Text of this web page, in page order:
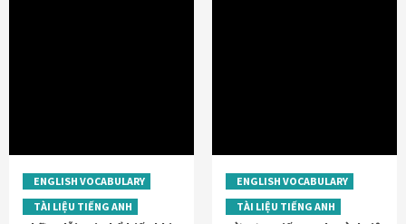
ENGLISH VOCABULARY
TÀI LIỆU TIẾNG ANH
ENGLISH VOCABULARY
TÀI LIỆU TIẾNG ANH